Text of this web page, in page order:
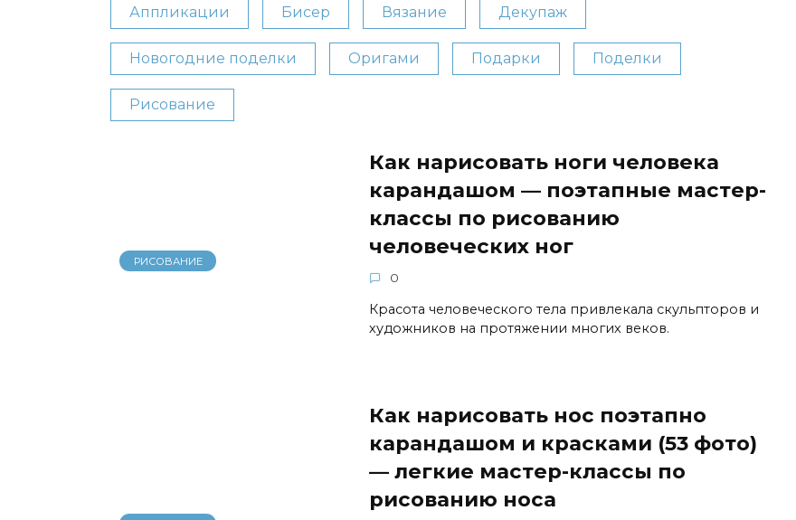
Аппликации Бисер Вязание Декупаж
Новогодние поделки Оригами Подарки Поделки
Рисование
РИСОВАНИЕ
Как нарисовать ноги человека
карандашом — поэтапные мастер-
классы по рисованию
человеческих ног
0
Красота человеческого тела привлекала скульпторов и
художников на протяжении многих веков.
Как нарисовать нос поэтапно
карандашом и красками (53 фото)
— легкие мастер-классы по
рисованию носа